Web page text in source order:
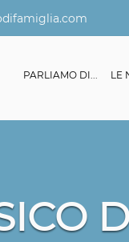
PARLIAMO DI... LE